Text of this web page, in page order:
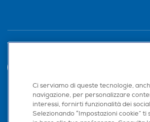
Trova negozio
Ci serviamo di queste tecnologie,
navigazione, per personalizzare
interessi, fornirti funzionalità dei
Selezionando “Impostazioni cookie”